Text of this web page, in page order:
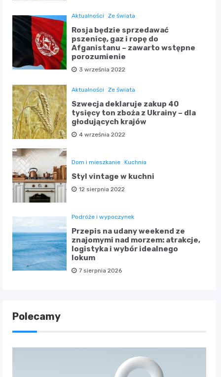
Aktualności Ze świata
Rosja będzie sprzedawać
pszenicę, gaz i ropę do
Afganistanu – zawarto wstępne
porozumienie
3 września 2022
Aktualności Ze świata
Szwecja deklaruje zakup 40
tysięcy ton zboża z Ukrainy – dla
głodujących krajów
4 września 2022
Dom i mieszkanie Kuchnia
Styl vintage w kuchni
12 sierpnia 2022
Podróże i wypoczynek
Przepis na udany weekend ze
znajomymi nad morzem: atrakcje,
logistyka i wybór idealnego
lokum
7 sierpnia 2026
Polecamy